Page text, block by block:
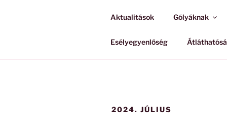
Aktualitások Gólyáknak
Esélyegyenlőség
2024. JÚLIUS